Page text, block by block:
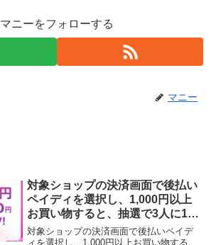
マニーをフォローする
マニー
対象ショップの決済画面で後払い
ペイディを選択し、1,000円以上
お買い物すると、抽選で3人に1人
キャッシュバック
対象ショップの決済画面で後払いペイデ
ィを選択し、1,000円以上お買い物する